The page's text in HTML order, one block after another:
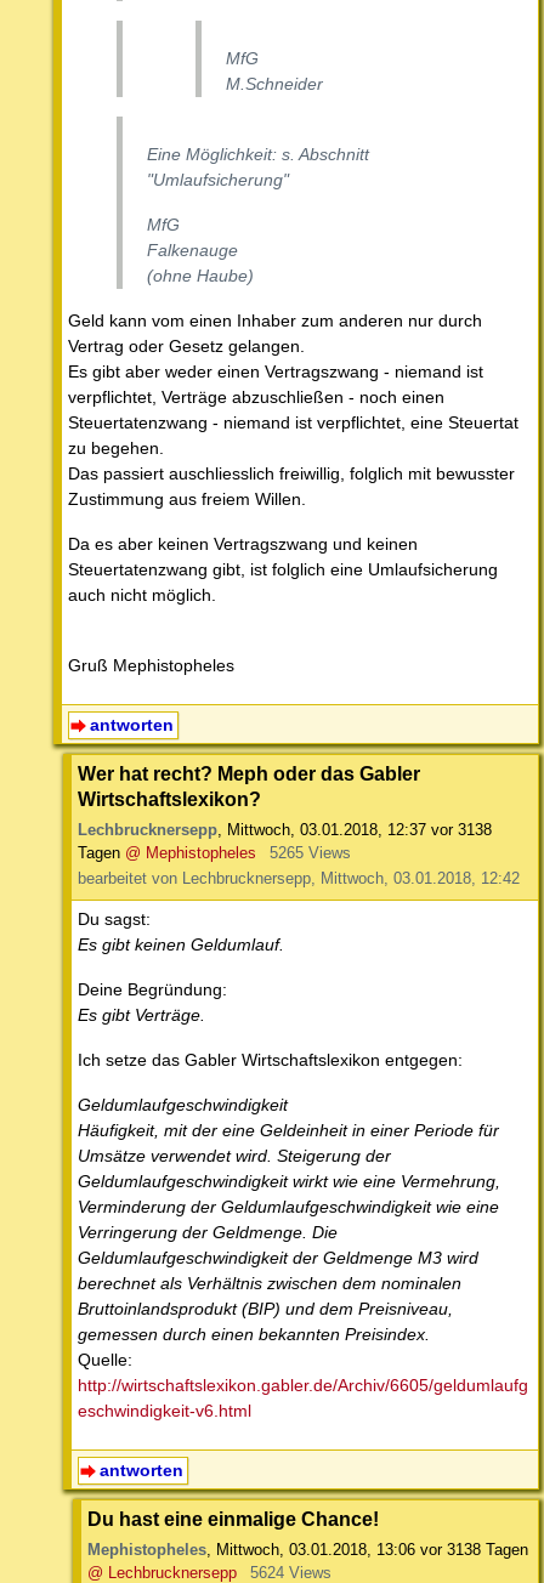
MfG
M.Schneider
Eine Möglichkeit: s. Abschnitt
"Umlaufsicherung"
MfG
Falkenauge
(ohne Haube)
Geld kann vom einen Inhaber zum anderen nur durch
Vertrag oder Gesetz gelangen.
Es gibt aber weder einen Vertragszwang - niemand ist
verpflichtet, Verträge abzuschließen - noch einen
Steuertatenzwang - niemand ist verpflichtet, eine Steuertat
zu begehen.
Das passiert auschliesslich freiwillig, folglich mit bewusster
Zustimmung aus freiem Willen.
Da es aber keinen Vertragszwang und keinen
Steuertatenzwang gibt, ist folglich eine Umlaufsicherung
auch nicht möglich.
Gruß Mephistopheles
antworten
Wer hat recht? Meph oder das Gabler
Wirtschaftslexikon?
Lechbrucknersepp Mittwoch, 03.01.2018, 12:37 vor 3138
Tagen @ Mephistopheles
5265 Views
bearbeitet von Lechbrucknersepp, Mittwoch, 03.01.2018, 12:42
Du sagst:
Es gibt keinen Geldumlauf.
Deine Begründung:
Es gibt Verträge.
Ich setze das Gabler Wirtschaftslexikon entgegen:
Geldumlaufgeschwindigkeit
Häufigkeit, mit der eine Geldeinheit in einer Periode für
Umsätze verwendet wird. Steigerung der
Geldumlaufgeschwindigkeit wirkt wie eine Vermehrung,
Verminderung der Geldumlaufgeschwindigkeit wie eine
Verringerung der Geldmenge. Die
Geldumlaufgeschwindigkeit der Geldmenge M3 wird
berechnet als Verhältnis zwischen dem nominalen
Bruttoinlandsprodukt (BIP) und dem Preisniveau,
gemessen durch einen bekannten Preisindex.
Quelle:
http://wirtschaftslexikon.gabler.de/Archiv/6605/geldumlaufg
eschwindigkeit-v6.html
antworten
Du hast eine einmalige Chance!
Mephistopheles Mittwoch, 03.01.2018, 13:06 vor 3138 Tagen
@ Lechbrucknersepp
5624 Views